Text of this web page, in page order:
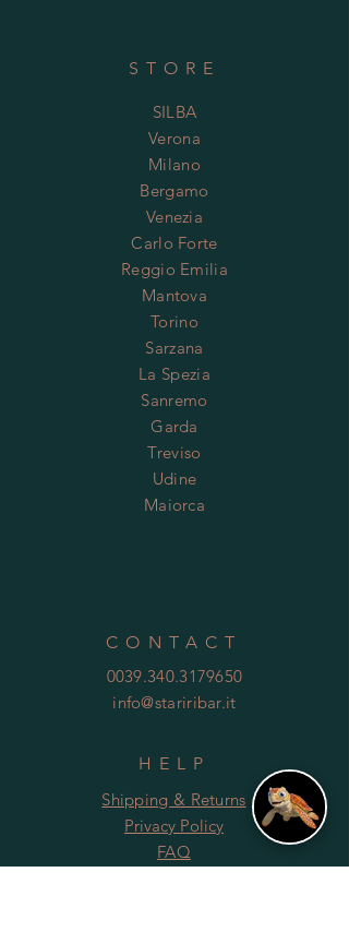
STORE
SILBA
Verona
Milano
Bergamo
Venezia
Carlo Forte
Reggio Emilia
Mantova
Torino
Sarzana
La Spezia
Sanremo
Garda
Treviso
Udine
Maiorca
CONTACT
0039.340.3179650
info@stariribar.it
HELP
Shipping & Returns
Privacy Policy
FAQ